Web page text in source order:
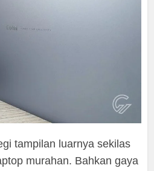
tampilan luarnya sekilas
murahan. Bahkan gaya